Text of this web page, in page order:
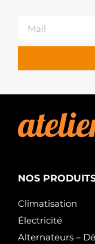
NOS
Climatisation
Électricité
Alternateurs –